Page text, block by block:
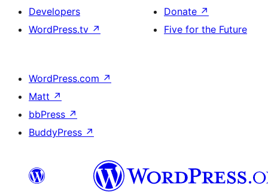
Developers
WordPress.tv ↗
Donate ↗
Five for the Future
WordPress.com ↗
Matt ↗
bbPress ↗
BuddyPress ↗